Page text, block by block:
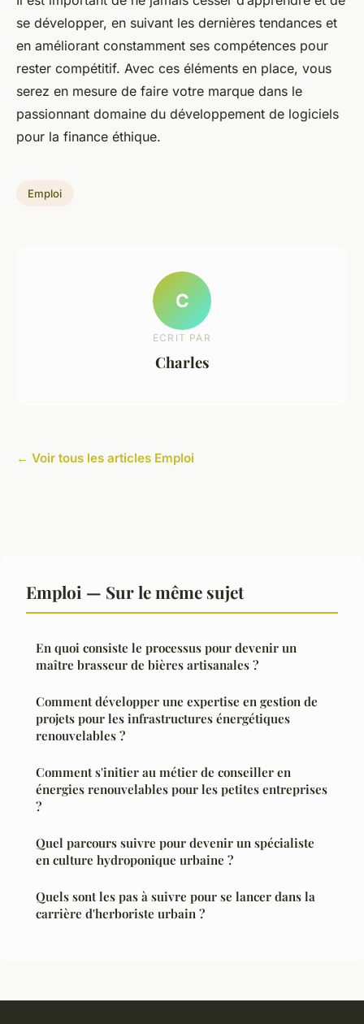
se développer, en suivant les dernières tendances et
en améliorant constamment ses compétences pour
rester compétitif. Avec ces éléments en place, vous
serez en mesure de faire votre marque dans le
passionnant domaine du développement de logiciels
pour la finance éthique.
Emploi
C
ECRIT PAR
Charles
← Voir tous les articles Emploi
Emploi — Sur le même sujet
En quoi consiste le processus pour devenir un
maître brasseur de bières artisanales ?
Comment développer une expertise en gestion de
projets pour les infrastructures énergétiques
renouvelables ?
Comment s'initier au métier de conseiller en
énergies renouvelables pour les petites entreprises
?
Quel parcours suivre pour devenir un spécialiste
en culture hydroponique urbaine ?
Quels sont les pas à suivre pour se lancer dans la
carrière d'herboriste urbain ?